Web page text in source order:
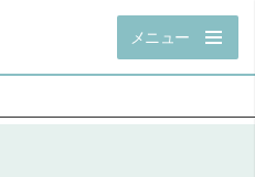
メニュー